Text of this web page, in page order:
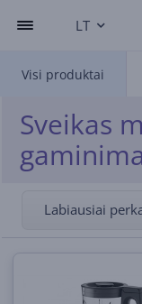
LT
Visi produktai
Sveikas